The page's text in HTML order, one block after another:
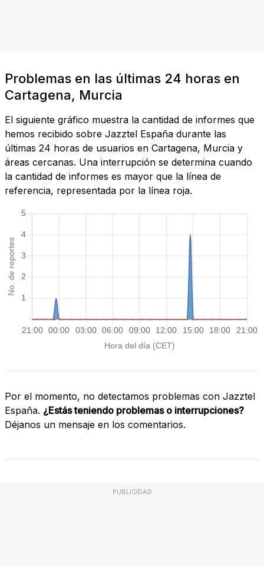
Problemas en las últimas 24 horas en
Cartagena, Murcia
El siguiente gráfico muestra la cantidad de informes que
hemos recibido sobre Jazztel España durante las
últimas 24 horas de usuarios en Cartagena, Murcia y
áreas cercanas. Una interrupción se determina cuando
la cantidad de informes es mayor que la línea de
referencia, representada por la línea roja.
Por el momento, no detectamos problemas con Jazztel
España. ¿Estás teniendo problemas o interrupciones?
Déjanos un mensaje en los comentarios.
PUBLICIDAD